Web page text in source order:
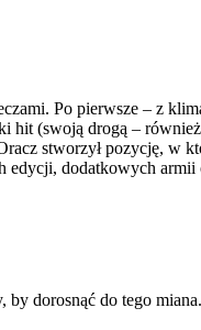
Po pierwsze – z
(swoją drogą –
stworzył pozycję, w
dodatkowych armii
dorosnąć do tego